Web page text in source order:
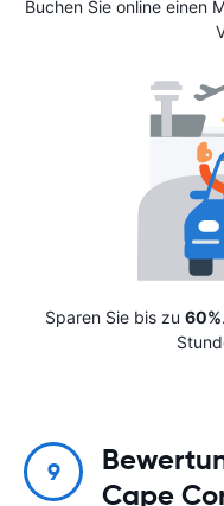
Buchen Sie online einen
Sparen Sie bis zu 60%
9
Cape